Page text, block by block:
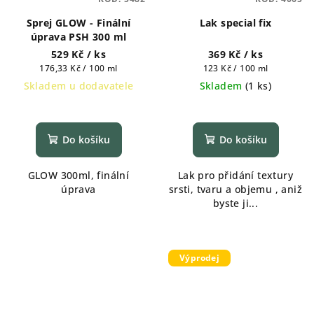
Sprej GLOW - Finální
úprava PSH 300 ml
529 Kč / ks
Měrná
cena:
176,33 Kč / 100 ml
Skladem u dodavatele
Do košíku
GLOW 300ml, finální
úprava
Lak special fix
369 Kč / ks
Měrná
cena:
123 Kč / 100 ml
Skladem (1 ks)
Do košíku
Lak pro přidání textury
srsti, tvaru a objemu , aniž
byste ji...
Výprodej